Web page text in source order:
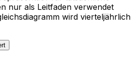
nur als Leitfaden verwendet
wird vierteljährlich